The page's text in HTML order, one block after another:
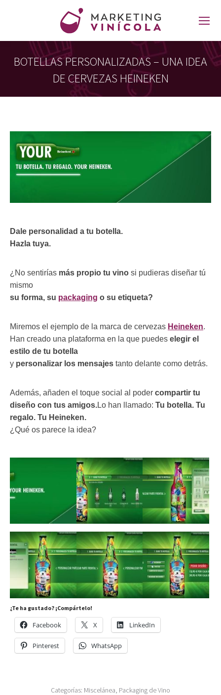
BOTELLAS PERSONALIZADAS – UNA IDEA
DE CERVEZAS HEINEKEN
Estás aquí:
Dale personalidad a tu botella.
Hazla tuya.
¿No sentirías más propio tu vino si pudieras diseñar tú
mismo
su forma, su packaging o su etiqueta?
Miremos el ejemplo de la marca de cervezas Heineken.
Han creado una plataforma en la que puedes elegir el
estilo de tu botella
y personalizar los mensajes tanto delante como detrás.
Además, añaden el toque social al poder compartir tu
diseño con tus amigos.Lo han llamado: Tu botella. Tu
regalo. Tu Heineken.
¿Qué os parece la idea?
¿Te ha gustado? ¡Compártelo!
Facebook X LinkedIn
Pinterest WhatsApp
Categorías: Miscelánea, Packaging de Vino